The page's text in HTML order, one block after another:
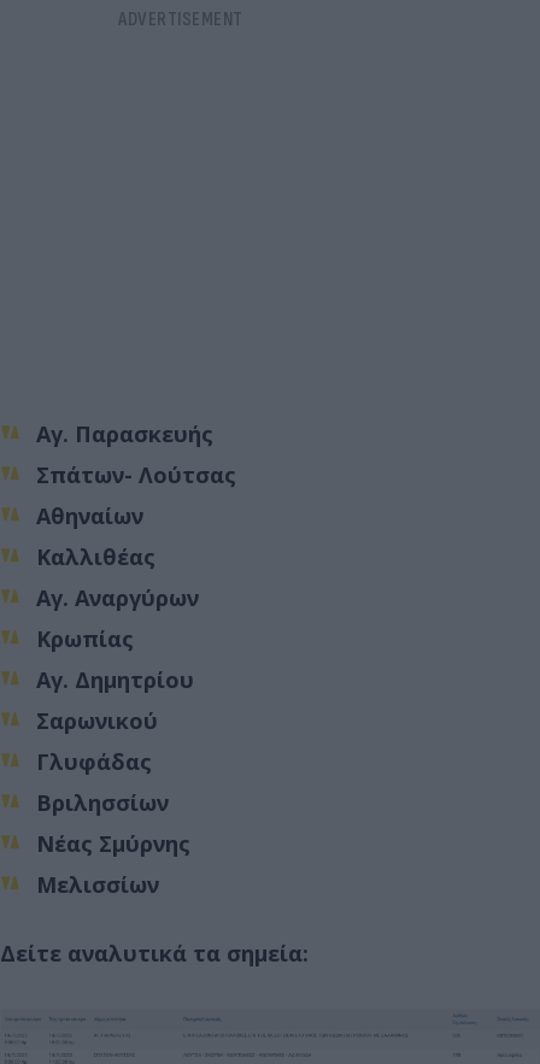
Αγ. Παρασκευής
Σπάτων- Λούτσας
Αθηναίων
Καλλιθέας
Αγ. Αναργύρων
Κρωπίας
Αγ. Δημητρίου
Σαρωνικού
Γλυφάδας
Βριλησσίων
Νέας Σμύρνης
Μελισσίων
Δείτε αναλυτικά τα σημεία: